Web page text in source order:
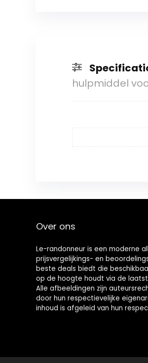
hulpmiddel
Over ons
Le-randonneur is een moderne
prijsvergelijkings- en
beste deals biedt die
op de hoogte houdt via de
Alle afbeeldingen zijn
door hun respectievelijke
inhoud is afgeleid van hun